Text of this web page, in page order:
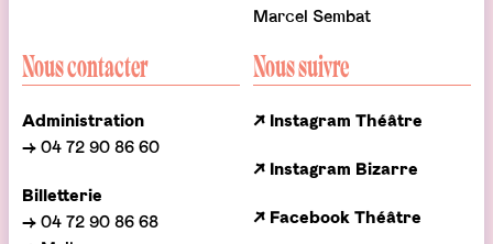
Marcel Sembat
Nous contacter
Administration
→ 04 72 90 86 60
Billetterie
→ 04 72 90 86 68
Nous suivre
↗ Instagram Théâtre
↗ Instagram Bizarre
↗ Facebook Théâtre